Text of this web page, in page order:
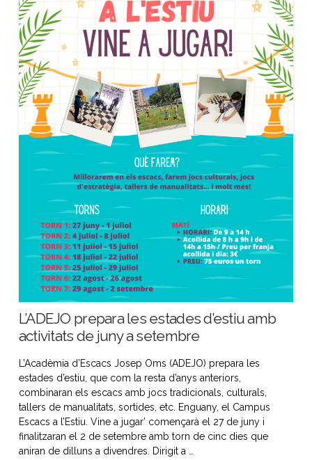
L’ADEJO prepara les estades d’estiu amb
activitats de juny a setembre
L’Acadèmia d’Escacs Josep Oms (ADEJO) prepara les
estades d’estiu, que com la resta d’anys anteriors,
combinaran els escacs amb jocs tradicionals, culturals,
tallers de manualitats, sortides, etc. Enguany, el Campus
Escacs a l’Estiu. Vine a jugar’ començarà el 27 de juny i
finalitzaran el 2 de setembre amb torn de cinc dies que
aniran de dilluns a divendres. Dirigit a …